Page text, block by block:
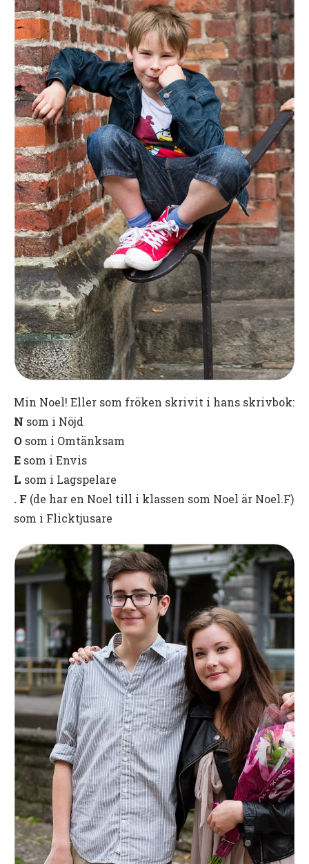
Min Noel! Eller som fröken skrivit i hans skrivbok:
N som i Nöjd
O som i Omtänksam
E som i Envis
L som i Lagspelare
. F (de har en Noel till i klassen som Noel är Noel.F)
som i Flicktjusare